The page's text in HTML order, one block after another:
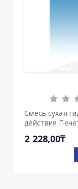
Смесь сухая
действия
2 228,00₸